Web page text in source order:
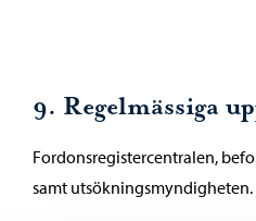
9. Regelmässiga
Fordonsregistercentralen,
samt utsökningsmyndigheten.